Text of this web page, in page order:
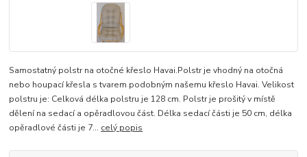
Samostatný polstr na otočné křeslo Havai.Polstr je vhodný na otočná
nebo houpací křesla s tvarem podobným našemu křeslo Havai. Velikost
polstru je: Celková délka polstru je 128 cm. Polstr je prošitý v místě
dělení na sedací a opěradlovou část. Délka sedací části je 50 cm, délka
opěradlové části je 7... celý popis